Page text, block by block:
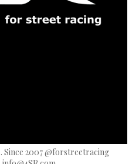
Since 2007 @forstreetracing